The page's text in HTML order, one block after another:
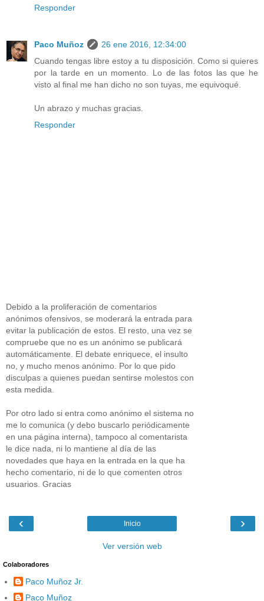
Responder
Paco Muñoz
26 ene 2016, 12:34:00
Cuando tengas libre estoy a tu disposición. Como si quieres
por la tarde en un momento. Lo de las fotos las que he
visto al final me han dicho no son tuyas, me equivoqué.
Un abrazo y muchas gracias.
Responder
Debido a la proliferación de comentarios
anónimos ofensivos, se moderará la entrada para
evitar la publicación de estos. El resto, una vez se
compruebe que no es un anónimo se publicará
automáticamente. El debate enriquece, el insulto
no, y mucho menos anónimo. Por lo que pido
disculpas a quienes puedan sentirse molestos con
esta medida.
Por otro lado si entra como anónimo el sistema no
me lo comunica (y debo buscarlo periódicamente
en una página interna), tampoco al comentarista
le dice nada, ni lo mantiene al día de las
novedades que haya en la entrada en la que ha
hecho comentario, ni de lo que comenten otros
usuarios. Gracias
‹ ›
Inicio
Ver versión web
Colaboradores
Paco Muñoz Jr.
Paco Muñoz